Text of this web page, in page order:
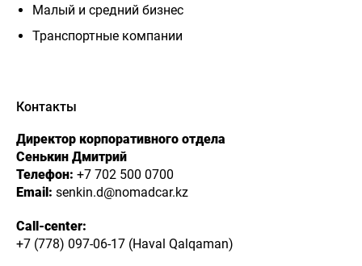
Малый и средний бизнес
Транспортные компании
Контакты
Директор корпоративного отдела
Сенькин Дмитрий
Телефон: +7 702 500 0700
Email: senkin.d@nomadcar.kz
Call-center:
+7 (778) 097-06-17 (Haval Qalqaman)